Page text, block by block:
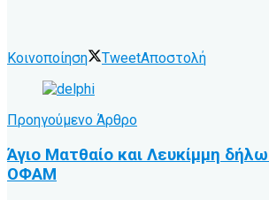
Κοινοποίηση TweetΑποστολή
Προηγούμενο Άρθρο
Άγιο Ματθαίο και Λευκίμμη
ΟΦΑΜ